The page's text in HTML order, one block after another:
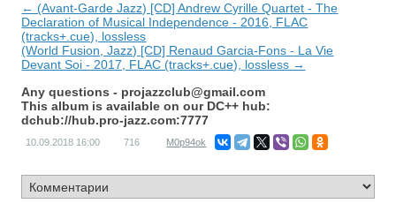
← (Avant-Garde Jazz) [CD] Andrew Cyrille Quartet - The
Declaration of Musical Independence - 2016, FLAC
(tracks+.cue), lossless
(World Fusion, Jazz) [CD] Renaud Garcia-Fons - La Vie
Devant Soi - 2017, FLAC (tracks+.cue), lossless →
Any questions - projazzclub@gmail.com
This album is available on our DC++ hub:
dchub://hub.pro-jazz.com:7777
10.09.2018 16:00 716 M0p94ok